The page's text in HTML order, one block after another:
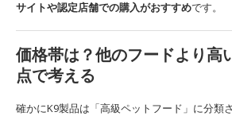
サイトや認定店舗での購入がおすすめです。
価格帯は？他のフードより高
点で考える
確かにK9製品は「高級ペットフード」に分類さ